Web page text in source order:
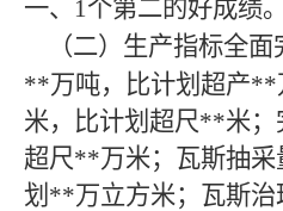
一、1个第二的好成绩。
（二）生产指标全
**万吨，比计划超产**
米，比计划超尺**米；
超尺**万米；瓦斯抽采
划 **万立方米；瓦斯治